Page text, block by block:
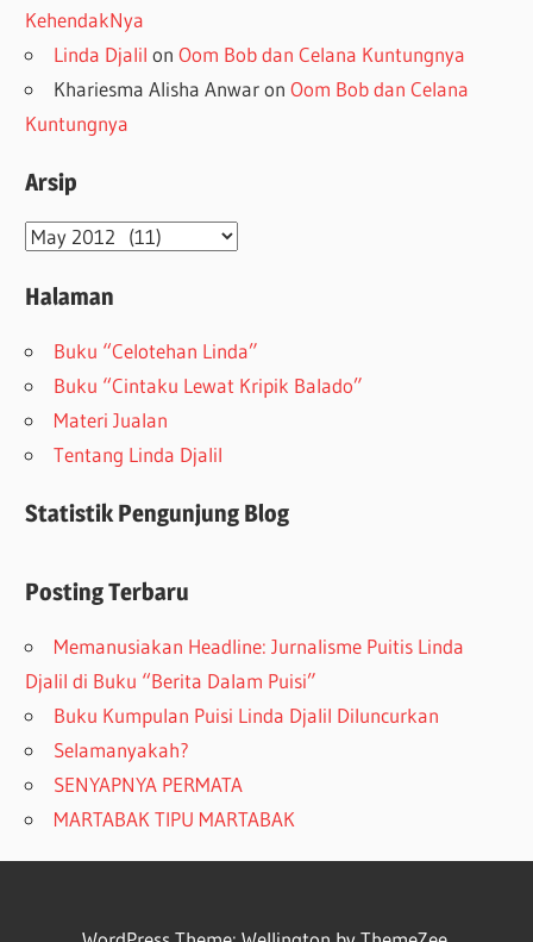
KehendakNya
Linda Djalil onOom Bob dan Celana Kuntungnya
Khariesma Alisha AnwaronOom Bob dan Celana
Kuntungnya
Arsip
Arsip
Halaman
Buku “Celotehan Linda”
Buku “Cintaku Lewat Kripik Balado”
Materi Jualan
Tentang Linda Djalil
Statistik Pengunjung Blog
Posting Terbaru
Memanusiakan Headline: Jurnalisme Puitis Linda
Djalil di Buku “Berita Dalam Puisi”
Buku Kumpulan Puisi Linda Djalil Diluncurkan
Selamanyakah?
SENYAPNYA PERMATA
MARTABAK TIPU MARTABAK